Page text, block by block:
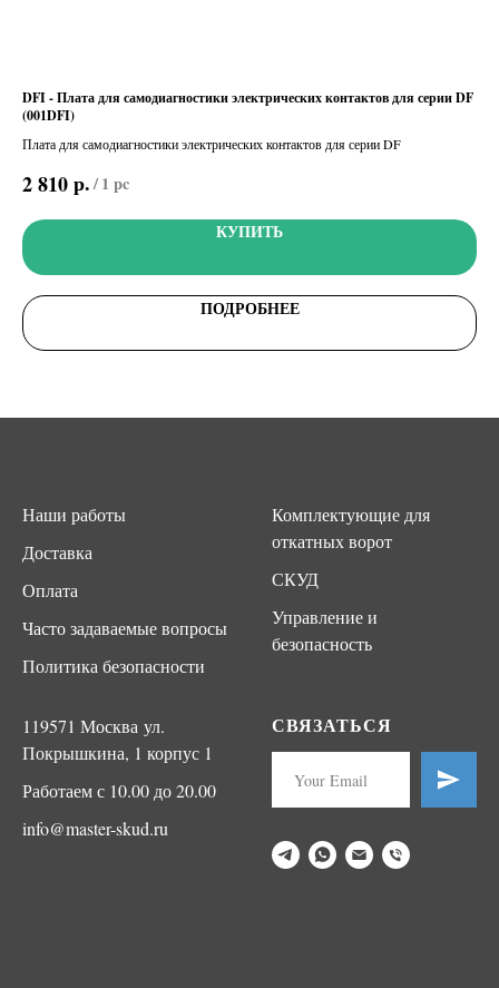
DFI - Плата для самодиагностики электрических контактов для серии DF
(001DFI)
Плата для самодиагностики электрических контактов для серии DF
2 810р./1 pc
КУПИТЬ
ПОДРОБНЕЕ
Наши работы
Доставка
Оплата
Часто задаваемые вопросы
Политика безопасности
Комплектующие для
откатных ворот
СКУД
Управление и
безопасность
119571 Москва ул.
Покрышкина, 1 корпус 1
Работаем с 10.00 до 20.00
info@master-skud.ru
СВЯЗАТЬСЯ